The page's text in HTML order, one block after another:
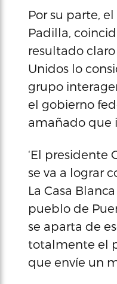
Por su parte,
Padilla,
resultado
Unidos lo
grupo
el gobierno
amañado que
‘El presidente
se va a lograr
La Casa
pueblo de
se aparta de
totalmente el
que envíe un